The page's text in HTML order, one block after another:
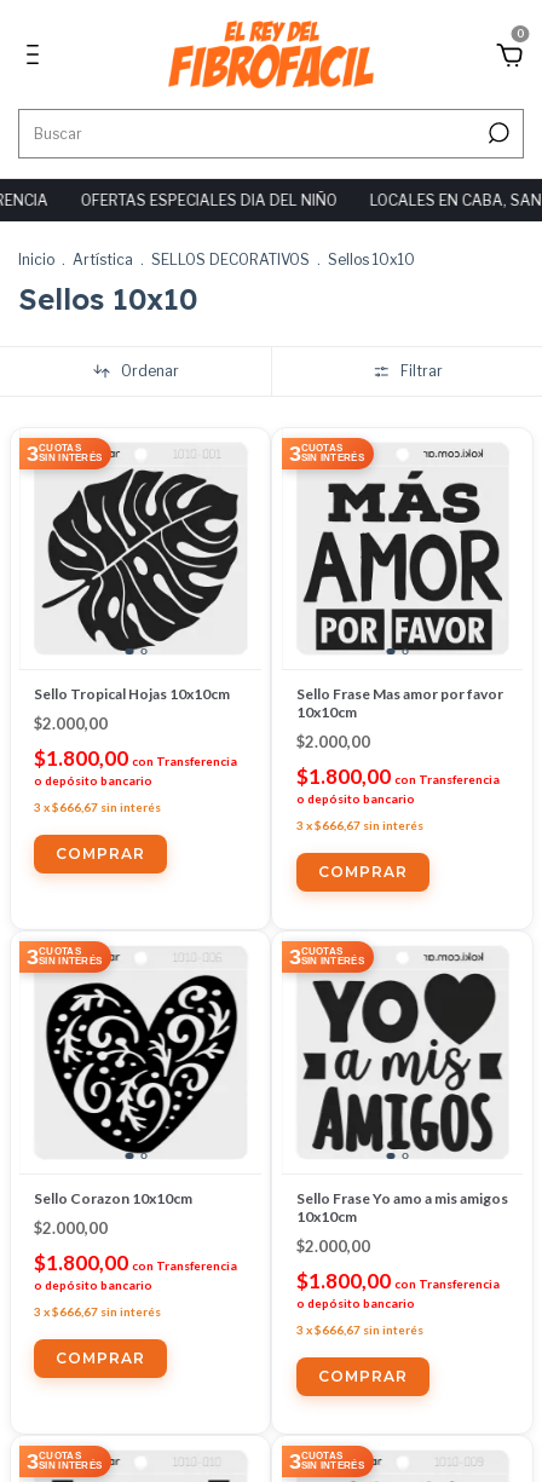
0
OFERTAS ESPECIALES DIA DEL NIÑO LOCALES EN CABA, SAN
Inicio . Artística . SELLOS DECORATIVOS . Sellos 10x10
Sellos 10x10
Ordenar Filtrar
3CUOTAS
SIN INTERÉS
Sello Tropical Hojas 10x10cm
$2.000,00
$1.800,00 con Transferencia
o depósito bancario
3 x$666,67 sin interés
3CUOTAS
SIN INTERÉS
Sello Frase Mas amor por favor
10x10cm
$2.000,00
$1.800,00 con Transferencia
o depósito bancario
3 x$666,67 sin interés
3CUOTAS
SIN INTERÉS
Sello Corazon 10x10cm
$2.000,00
$1.800,00 con Transferencia
o depósito bancario
3 x$666,67 sin interés
3CUOTAS
SIN INTERÉS
Sello Frase Yo amo a mis amigos
10x10cm
$2.000,00
$1.800,00 con Transferencia
o depósito bancario
3 x$666,67 sin interés
3CUOTAS
SIN INTERÉS
3CUOTAS
SIN INTERÉS